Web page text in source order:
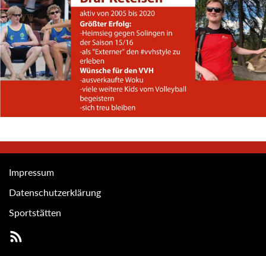
Impressum
Datenschutzerklärung
Sportstätten